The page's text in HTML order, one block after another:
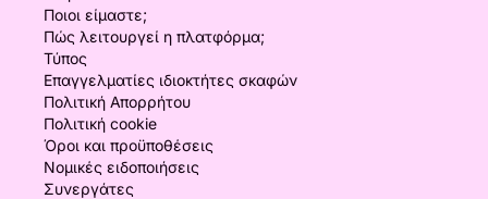
Ποιοι είμαστε;
Πώς λειτουργεί η πλατφόρμα;
Τύπος
Επαγγελματίες ιδιοκτήτες σκαφών
Πολιτική Απορρήτου
Πολιτική cookie
Όροι και προϋποθέσεις
Νομικές ειδοποιήσεις
Συνεργάτες